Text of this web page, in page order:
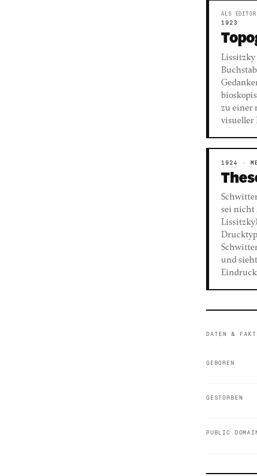
ALS EDITOR
1923
zu einer
visueller
1924 ·
sei nicht
und
Eindruck
DATEN &
GEBOREN
GESTORBEN
PUBLIC